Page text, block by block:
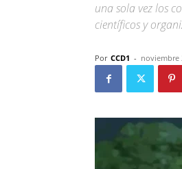
una sola vez los
científicos y
Por CCD1 - noviembre